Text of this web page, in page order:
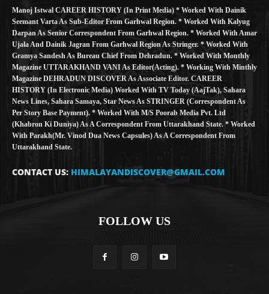
Manoj Istwal CAREER HISTORY (in Print Media) * Worked With Dainik
Seemant Varta As Sub-Editor From Garhwal Region. * Worked With Kalyug
Darpan As Senior Correspondent From Garhwal Region. * Worked With Amar
Ujala And Dainik Jagran From Garhwal Region As Stringer. * Worked With
Gramya Sandesh As Bureau Chief From Dehradun. * Worked With Monthly
Magazine UTTARAKHAND VANI As Editor(Acting). * Working With Minthly
Magazine DEHRADUN DISCOVER As Associate Editor. CAREER
HISTORY (in Electronic Media) Worked With TV Today (AajTak), Sahara
News Lines, Sahara Samaya, Star News As STRINGER (Correspondent As
Per Story Base Payment). * Worked With M/S Poorab Media Pvt. Ltd
(Khabron Ki Duniya) As A Correspondent From Uttarakhand State. * Worked
With Parakh(Mr. Vinod Dua News Capsules) As A Correspondent From
Uttarakhand State.
CONTACT US: HIMALAYANDISCOVER@GMAIL.COM
FOLLOW US